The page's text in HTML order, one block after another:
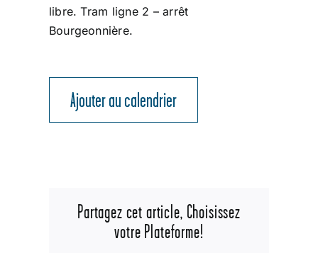
libre. Tram ligne 2 – arrêt
Bourgeonnière.
Ajouter au calendrier
Partagez cet article, Choisissez
votre Plateforme!